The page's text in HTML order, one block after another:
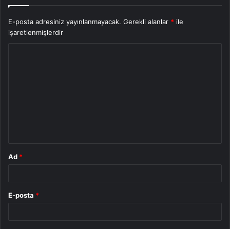
E-posta adresiniz yayınlanmayacak. Gerekli alanlar * ile
işaretlenmişlerdir
Ad *
E-posta *